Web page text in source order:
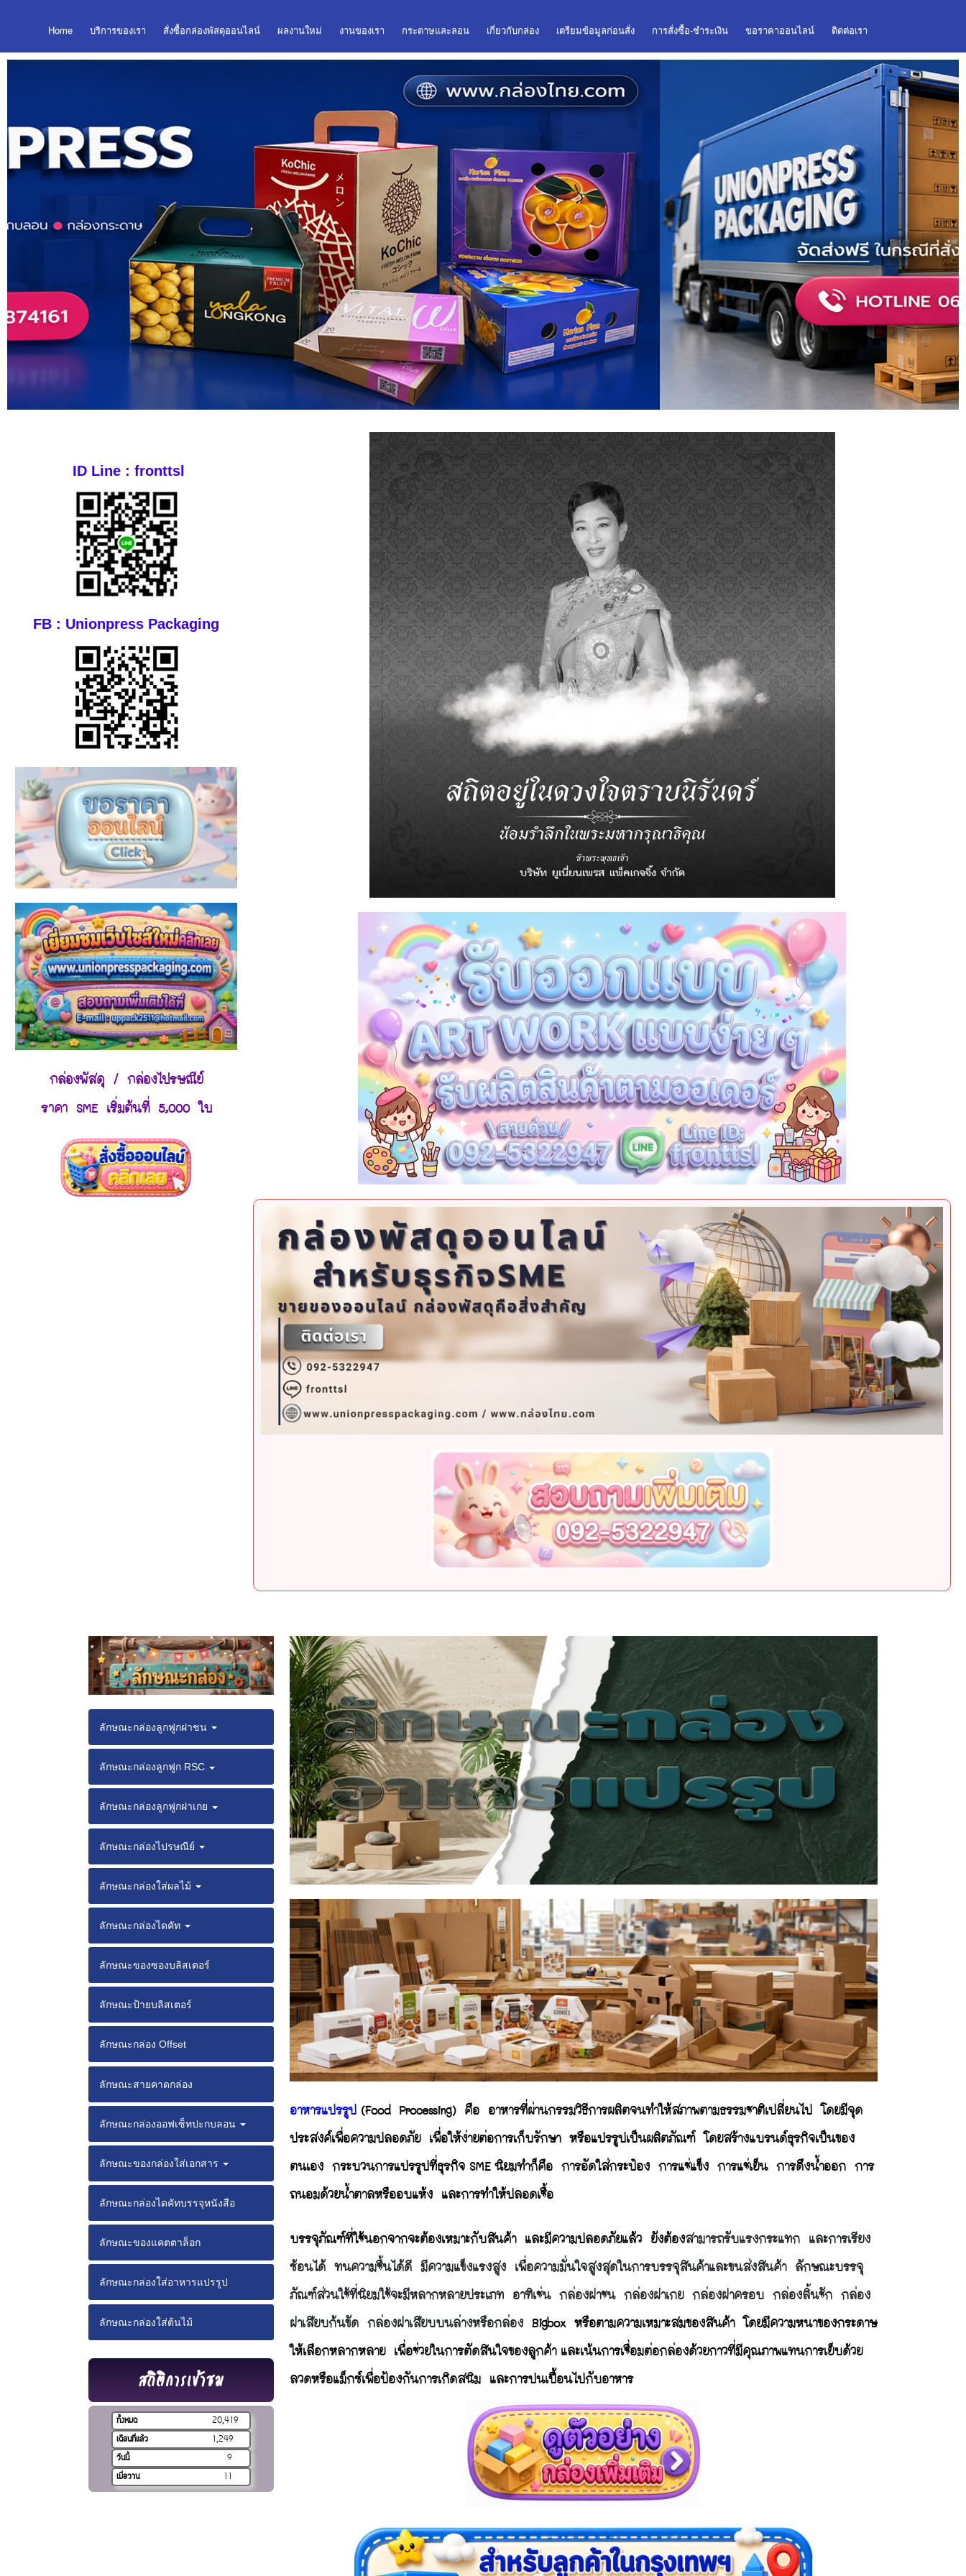
Home บริการของเรา สั่งซื้อกล่องพัสดุออนไลน์ ผลงานใหม่ งานของเรา กระดาษและลอน เกี่ยวกับกล่อง เตรียมข้อมูลก่อนสั่ง การสั่งซื้อ-ชำระเงิน ขอราคาออนไลน์ ติดต่อเรา
ID Line : fronttsl
FB : Unionpress Packaging
กล่องพัสดุ / กล่องไปรษณีย์
ราคา SME เริ่มต้นที่ 5,000 ใบ
ลักษณะกล่องลูกฟูกฝาชน
ลักษณะกล่องลูกฟูก RSC
ลักษณะกล่องลูกฟูกฝาเกย
ลักษณะกล่องไปรษณีย์
ลักษณะกล่องใส่ผลไม้
ลักษณะกล่องไดคัท
ลักษณะของซองบลิสเตอร์
ลักษณะป้ายบลิสเตอร์
ลักษณะกล่อง Offset
ลักษณะสายคาดกล่อง
ลักษณะกล่องออฟเซ็ทปะกบลอน
ลักษณะของกล่องใส่เอกสาร
ลักษณะกล่องไดคัทบรรจุหนังสือ
ลักษณะของแคตตาล็อก
ลักษณะกล่องใส่อาหารแปรรูป
ลักษณะกล่องใส่ต้นไม้
สถิติการเข้าชม
ทั้งหมด
20,419
เดือนที่แล้ว
1,249
วันนี้
9
เมื่อวาน
11
อาหารแปรรูป (Food Processing) คือ อาหารที่ผ่านกรรมวิธีการผลิตจนทำให้สภาพตามธรรมชาติเปลี่ยนไป โดยมีจุด
ประสงค์เพื่อความปลอดภัย เพื่อให้ง่ายต่อการเก็บรักษา หรือแปรรูปเป็นผลิตภัณฑ์ โดยสร้างแบรนด์ธุรกิจเป็นของ
ตนเอง กระบวนการแปรรูปที่ธุรกิจ SMEนิยมทำก็คือ การอัดใส่กระป๋อง การแช่แข็ง การแช่เย็น การดึงน้ำออก การ
ถนอมด้วยน้ำตาลหรืออบแห้ง และการทำให้ปลอดเชื้อ
บรรจุภัณฑ์ที่ใช้นอกจากจะต้องเหมาะกับสินค้า และมีความปลอดภัยแล้ว ยังต้องสามารถรับแรงกระแทก และการเรียง
ซ้อนได้ ทนความชื้นได้ดี มีความแข็งแรงสูง เพื่อความมั่นใจสูงสุดในการบรรจุสินค้าและขนส่งสินค้า ลักษณะบรรจุ
ภัณฑ์ส่วนใช้ที่นิยมใช้จะมีหลากหลายประเภท อาทิเช่น กล่องฝาชน กล่องฝาเกย กล่องฝาครอบ กล่องลิ้นชัก กล่อง
ฝาเสียบก้นขัด กล่องฝาเสียบบนล่างหรือกล่อง Bigbox หรือตามความเหมาะสมของสินค้า โดยมีความหนาของกระดาษ
ให้เลือกหลากหลาย เพื่อช่วยในการตัดสินใจของลูกค้า และเน้นการเชื่อมต่อกล่องด้วยกาวที่มีคุณภาพแทนการเย็บด้วย
ลวดหรือแม็กซ์เพื่อป้องกันการเกิดสนิม และการปนเปื้อนไปกับอาหาร